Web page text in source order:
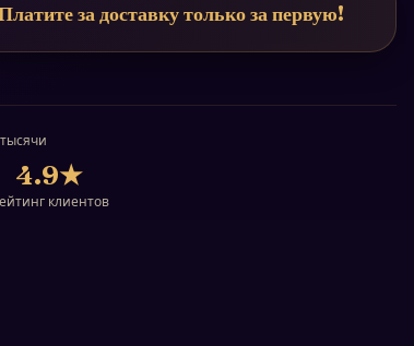
за доставку только за первую!
4.9★
клиентов